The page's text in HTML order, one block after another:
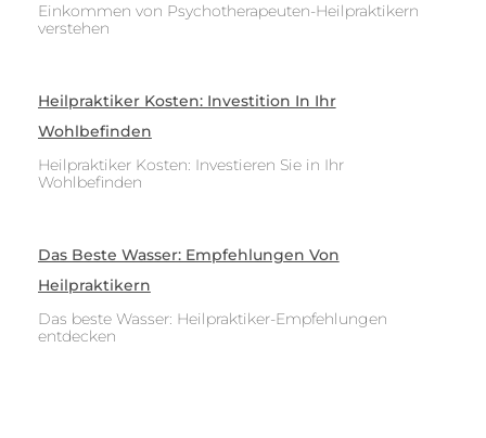
Einkommen von Psychotherapeuten-Heilpraktikern
verstehen
Heilpraktiker Kosten: Investition In Ihr
Wohlbefinden
Heilpraktiker Kosten: Investieren Sie in Ihr
Wohlbefinden
Das Beste Wasser: Empfehlungen Von
Heilpraktikern
Das beste Wasser: Heilpraktiker-Empfehlungen
entdecken